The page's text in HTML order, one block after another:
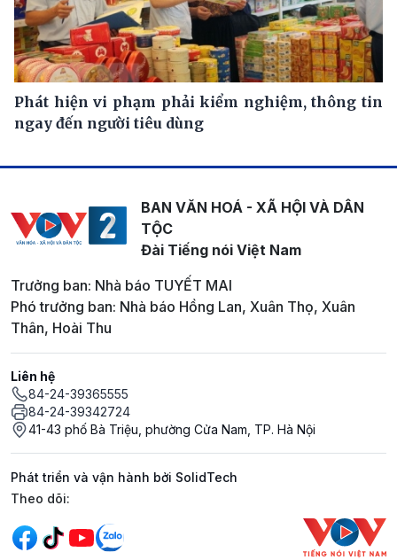
Phát hiện vi phạm phải kiểm nghiệm, thông tin
ngay đến người tiêu dùng
BAN VĂN HOÁ - XÃ HỘI VÀ DÂN
TỘC
Đài Tiếng nói Việt Nam
Trưởng ban: Nhà báo TUYẾT MAI
Phó trưởng ban: Nhà báo Hồng Lan, Xuân Thọ, Xuân
Thân, Hoài Thu
Liên hệ
84-24-39365555
84-24-39342724
41-43 phố Bà Triệu, phường Cửa Nam, TP. Hà Nội
Phát triển và vận hành bởi SolidTech
Mạng xã hội
Theo dõi: